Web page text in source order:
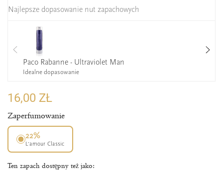
Najlepsze dopasowanie nut zapachowych
Paco Rabanne - Ultraviolet Man
Idealne dopasowanie
16,00 ZŁ
Zaperfumowanie
22%
L’amour Classic
Ten zapach dostępny też jako: